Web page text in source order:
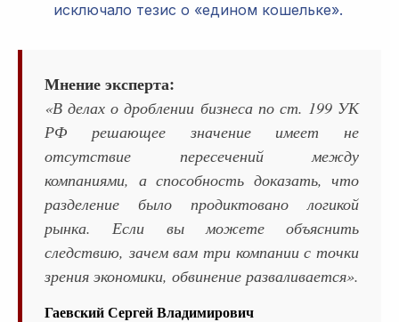
исключало тезис о «едином кошельке».
Мнение эксперта:
«В делах о дроблении бизнеса по ст. 199 УК
РФ решающее значение имеет не
отсутствие пересечений между
компаниями, а способность доказать, что
разделение было продиктовано логикой
рынка. Если вы можете объяснить
следствию, зачем вам три компании с точки
зрения экономики, обвинение разваливается».
Гаевский Сергей Владимирович